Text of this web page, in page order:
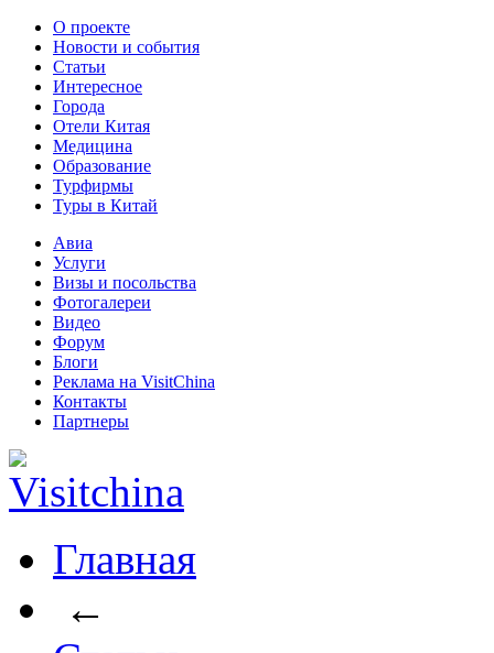
О проекте
Новости и события
Статьи
Интересное
Города
Отели Китая
Медицина
Образование
Турфирмы
Туры в Китай
Авиа
Услуги
Визы и посольства
Фотогалереи
Видео
Форум
Блоги
Реклама на VisitChina
Контакты
Партнеры
Главная
←